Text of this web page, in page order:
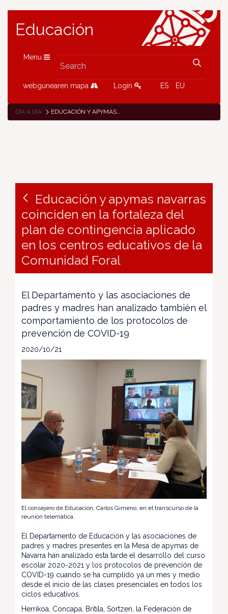
Educación
Menu
webgunearen mapa Login ES EU
DÍA A DÍA EDUCACIÓN Y APYMAS NAVARRAS COINCIDEN EN LA FORTALEZA DEL PLAN DE CONTINGENCIA APLICADO EN LOS CENTROS EDUCATIVOS DE LA COMUNIDAD FORAL
Educación y apymas navarras
coinciden en la fortaleza del
plan de contingencia aplicado
en los centros educativos de la
Comunidad Foral
El Departamento y las asociaciones de
padres y madres han analizado también el
comportamiento de los protocolos de
prevención de COVID-19
2020/10/21
El consejero de Educación, Carlos Gimeno, en el transcurso de la
reunión telemática.
El Departamento de Educación y las asociaciones de
padres y madres presentes en la Mesa de apymas de
Navarra han analizado esta tarde el desarrollo del curso
escolar 2020-2021 y los protocolos de prevención de
COVID-19 cuando se ha cumplido ya un mes y medio
desde el inicio de las clases presenciales en todos los
ciclos educativos.
Herrikoa, Concapa, Britila, Sortzen, la Federación de